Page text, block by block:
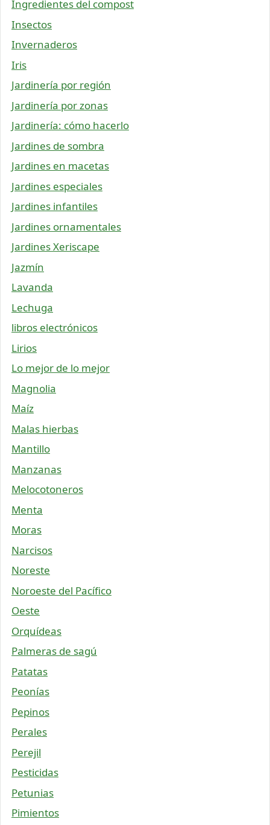
Ingredientes del compost
Insectos
Invernaderos
Iris
Jardinería por región
Jardinería por zonas
Jardinería: cómo hacerlo
Jardines de sombra
Jardines en macetas
Jardines especiales
Jardines infantiles
Jardines ornamentales
Jardines Xeriscape
Jazmín
Lavanda
Lechuga
libros electrónicos
Lirios
Lo mejor de lo mejor
Magnolia
Maíz
Malas hierbas
Mantillo
Manzanas
Melocotoneros
Menta
Moras
Narcisos
Noreste
Noroeste del Pacífico
Oeste
Orquídeas
Palmeras de sagú
Patatas
Peonías
Pepinos
Perales
Perejil
Pesticidas
Petunias
Pimientos